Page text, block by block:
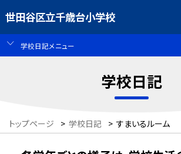
世田谷区立千歳台小学校
学校日記メニュー
学校日記
トップページ > 学校日記 > すまいるルーム